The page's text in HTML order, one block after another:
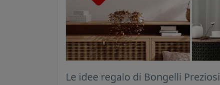
Le idee regalo di Bongelli Preziosi